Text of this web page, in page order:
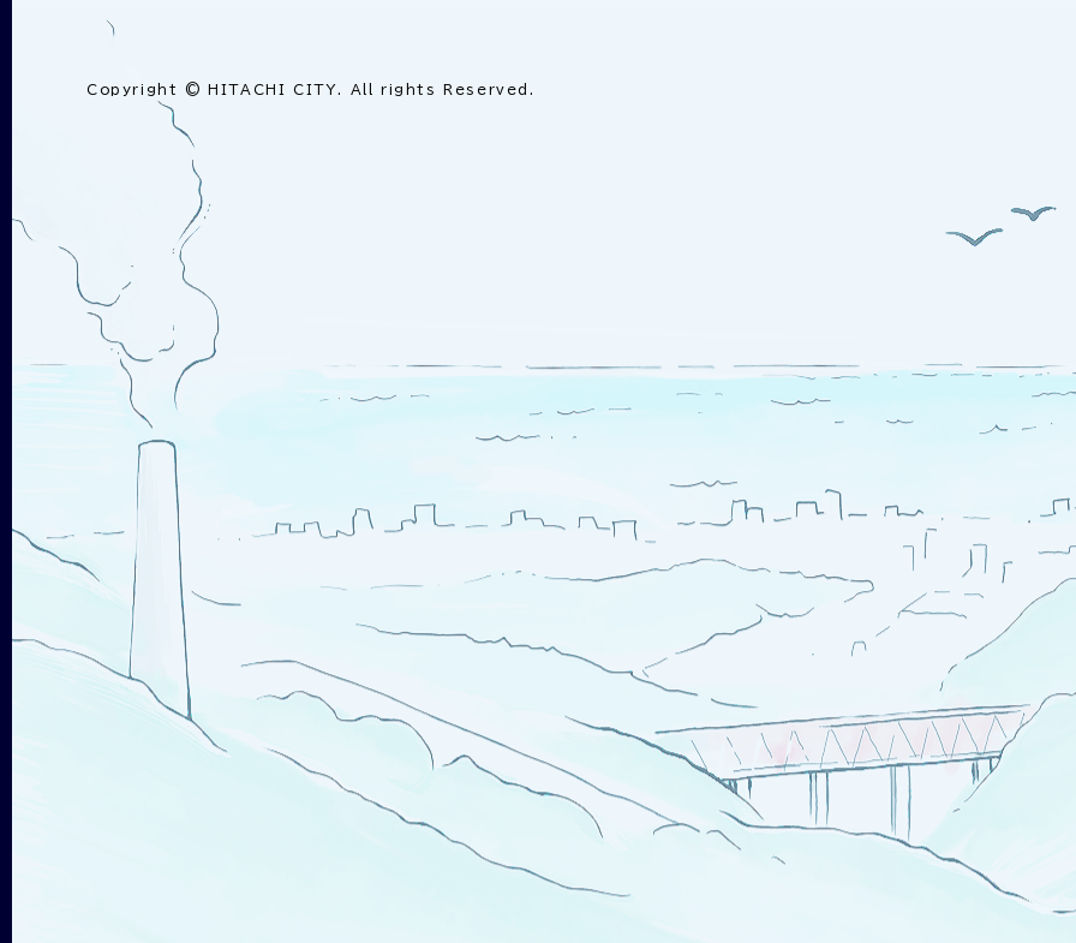
Copyright © HITACHI CITY. All rights Reserved.